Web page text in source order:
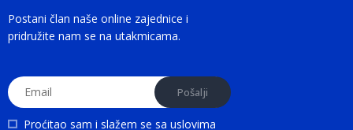
Postani član naše online zajednice i
pridružite nam se na utakmicama.
Proćitao sam i slažem se sa uslovima